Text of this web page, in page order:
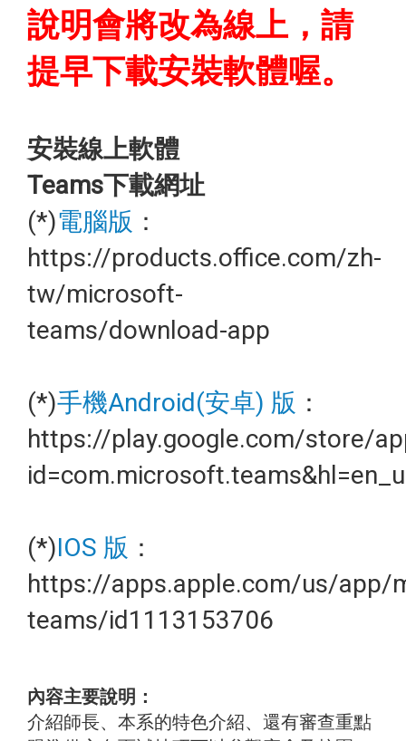
說明會將改為線上，請
提早下載安裝軟體喔。
安裝線上軟體
Teams下載網址
(*)電腦版 ：
https://products.office.com/zh-
tw/microsoft-
teams/download-app
(*)手機Android(安卓) 版 ：
https://play.google.com/store/
(*)IOS 版 ：
https://apps.apple.com/us/app/
teams/id1113153706
內容主要說明：
介紹師長、本系的特色介紹、還有審查重點